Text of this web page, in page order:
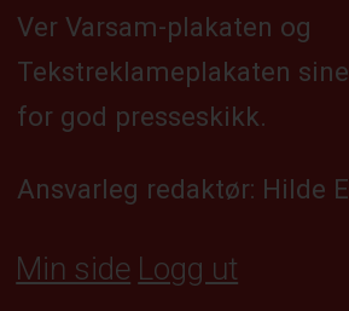
Ver Varsam-plakaten og
Tekstreklameplakaten
for god presseskikk.
Ansvarleg redaktør: Hilde
Min side Logg ut